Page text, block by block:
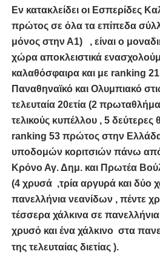
Εν κατακλείδει οι Εσπερίδες
πρώτος σε όλα τα επίπεδα
μόνος στην Α1) , είναι ο
χώρα αποκλειστικά
καλαθόσφαιρα και με ranking
Παναθηναϊκό και Ολυμπιακό
τελευταία 20ετία (2
τελικούς κυπέλλου , 5 δεύτερες
ranking 53 πρώτος στην
υποδομών κοριτσιών πάνω
Κρόνο Αγ. Δημ. και Πρωτέα
(4 χρυσά ,τρία αργυρά και δύο
πανελλήνια νεανίδων , πέντε
τέσσερα χάλκινα σε
χρυσό και ένα χάλκινο στα
της τελευταίας διετίας ).